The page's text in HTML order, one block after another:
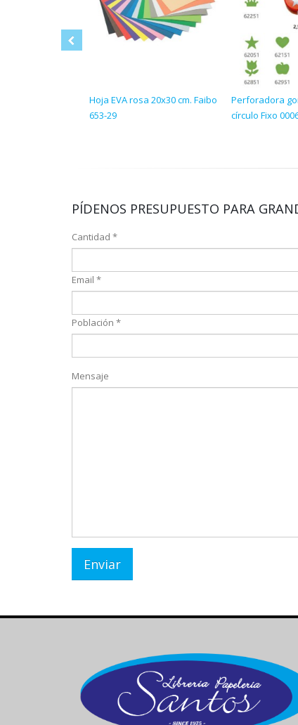
Hoja EVA rosa 20x30 cm. Faibo
653-29
Perforadora
círculo Fixo
PÍDENOS PRESUPUESTO PARA
Cantidad *
Email *
Población *
Mensaje